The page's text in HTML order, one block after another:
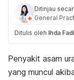
Ditinjau
General
Ditulis oleh Ihda
Penyakit asam
yang muncul